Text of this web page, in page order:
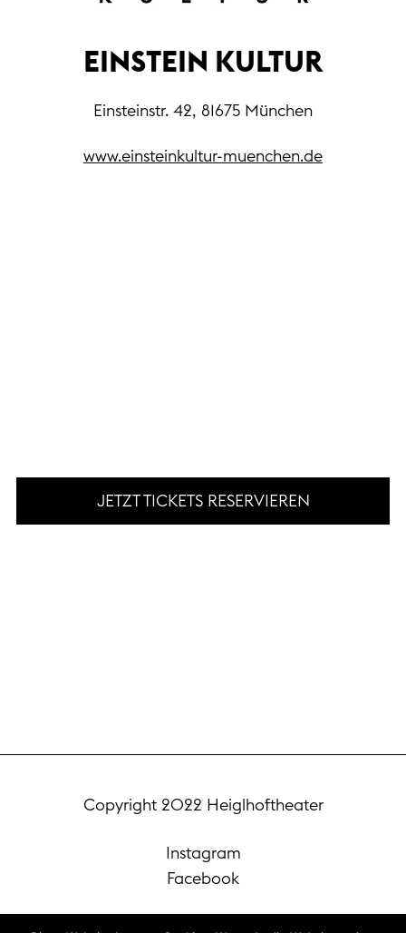
EINSTEIN KULTUR
Einsteinstr. 42, 81675 München
www.einsteinkultur-muenchen.de
JETZT TICKETS RESERVIEREN
Copyright 2022 Heiglhoftheater
Instagram
Facebook